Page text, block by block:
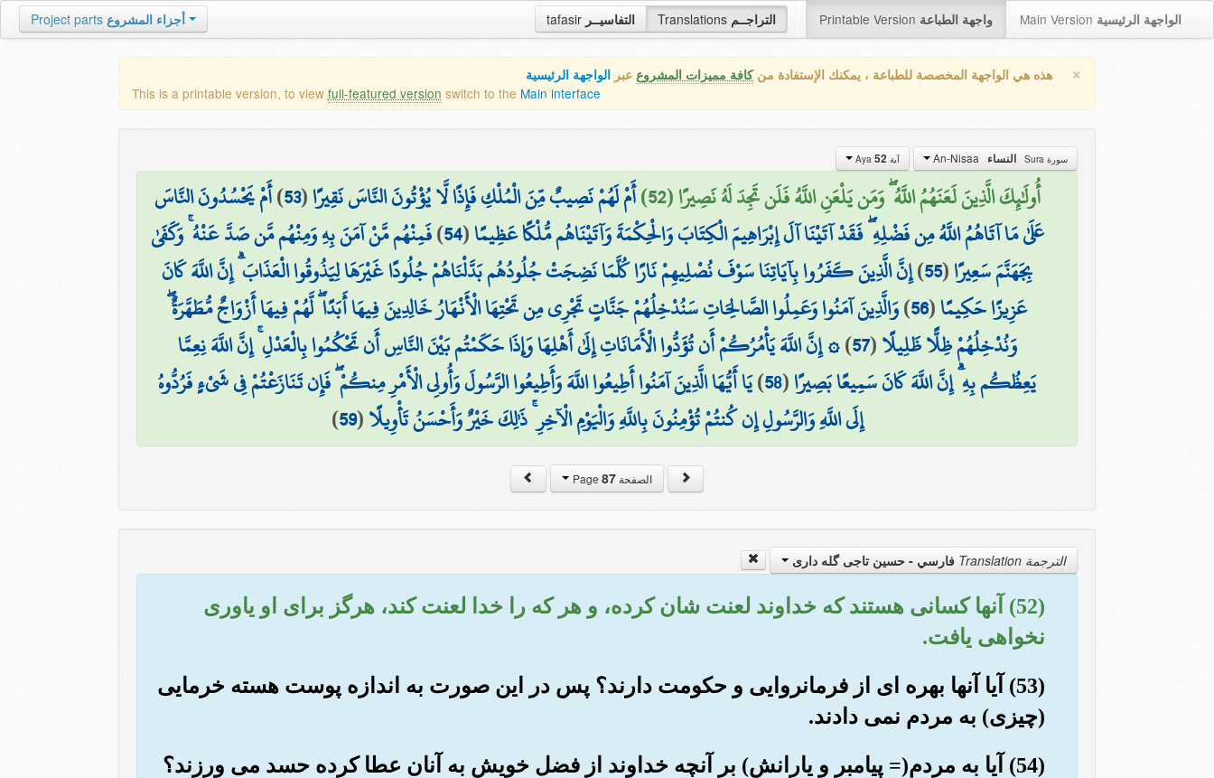
tafasir التفاسيــر Translations التراجــم Printable Version واجهة الطباعة Main Version الواجهة الرئيسية Project parts أجزاء المشروع
× هذه هي الواجهة المخصصة للطباعة ، يمكنك الإستفادة منكافة مميزات المشروع عبر الواجهة الرئيسية
This is a printable version, to view full-featured version switch to the Main interface
سورة Sura النساء آية Aya 52
أُولَٰئِكَ الَّذِينَ لَعَنَهُمُ اللَّهُ ۖ وَمَن يَلْعَنِ اللَّهُ فَلَن تَجِدَ لَهُ نَصِيرًا (52) أَمْ لَهُمْ نَصِيبٌ مِّنَ الْمُلْكِ فَإِذًا لَّا يُؤْتُونَ النَّاسَ نَقِيرًا(
53
)أَمْ يَحْسُدُونَ النَّاسَ
عَلَىٰ مَا آتَاهُمُ اللَّهُ مِن فَضْلِهِ ۖ فَقَدْ آتَيْنَا آلَ إِبْرَاهِيمَ الْكِتَابَ وَالْحِكْمَةَ وَآتَيْنَاهُم مُّلْكًا عَظِيمًا(
54
)فَمِنْهُم مَّنْ آمَنَ بِهِ وَمِنْهُم مَّن صَدَّ عَنْهُ ۚ وَكَفَىٰ
بِجَهَنَّمَ سَعِيرًا(
55
)إِنَّ الَّذِينَ كَفَرُوا بِآيَاتِنَا سَوْفَ نُصْلِيهِمْ نَارًا كُلَّمَا نَضِجَتْ جُلُودُهُم بَدَّلْنَاهُمْ جُلُودًا غَيْرَهَا لِيَذُوقُوا الْعَذَابَ ۗ إِنَّ اللَّهَ كَانَ
عَزِيزًا حَكِيمًا(
56
)وَالَّذِينَ آمَنُوا وَعَمِلُوا الصَّالِحَاتِ سَنُدْخِلُهُمْ جَنَّاتٍ تَجْرِي مِن تَحْتِهَا الْأَنْهَارُ خَالِدِينَ فِيهَا أَبَدًا ۖ لَّهُمْ فِيهَا أَزْوَاجٌ مُّطَهَّرَةٌ ۖ
وَنُدْخِلُهُمْ ظِلًّا ظَلِيلًا(
57
)۞ إِنَّ اللَّهَ يَأْمُرُكُمْ أَن تُؤَدُّوا الْأَمَانَاتِ إِلَىٰ أَهْلِهَا وَإِذَا حَكَمْتُم بَيْنَ النَّاسِ أَن تَحْكُمُوا بِالْعَدْلِ ۚ إِنَّ اللَّهَ نِعِمَّا
يَعِظُكُم بِهِ ۗ إِنَّ اللَّهَ كَانَ سَمِيعًا بَصِيرًا(
58
)يَا أَيُّهَا الَّذِينَ آمَنُوا أَطِيعُوا اللَّهَ وَأَطِيعُوا الرَّسُولَ وَأُولِي الْأَمْرِ مِنكُمْ ۖ فَإِن تَنَازَعْتُمْ فِي شَيْءٍ فَرُدُّوهُ
إِلَى اللَّهِ وَالرَّسُولِ إِن كُنتُمْ تُؤْمِنُونَ بِاللَّهِ وَالْيَوْمِ الْآخِرِ ۚ ذَٰلِكَ خَيْرٌ وَأَحْسَنُ تَأْوِيلًا(
59
)
الصفحة Page87
الترجمة Translation فارسي - حسین تاجی گله داری
(52) آنها کسانی هستند که خداوند لعنت شان کرده، و هر که را خدا لعنت کند، هرگز برای او یاوری
نخواهی یافت.
(53) آیا آنها بهره ای از فرمانروایی و حکومت دارند؟ پس در این صورت به اندازه پوست هسته خرمایی
(چیزی) به مردم نمی دادند.
(54) آیا به مردم(= پیامبر و یارانش) بر آنچه خداوند از فضل خویش به آنان عطا کرده حسد می ورزند؟